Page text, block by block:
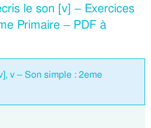
le son [v] – Exercices
Primaire – PDF à
v – Son simple : 2eme